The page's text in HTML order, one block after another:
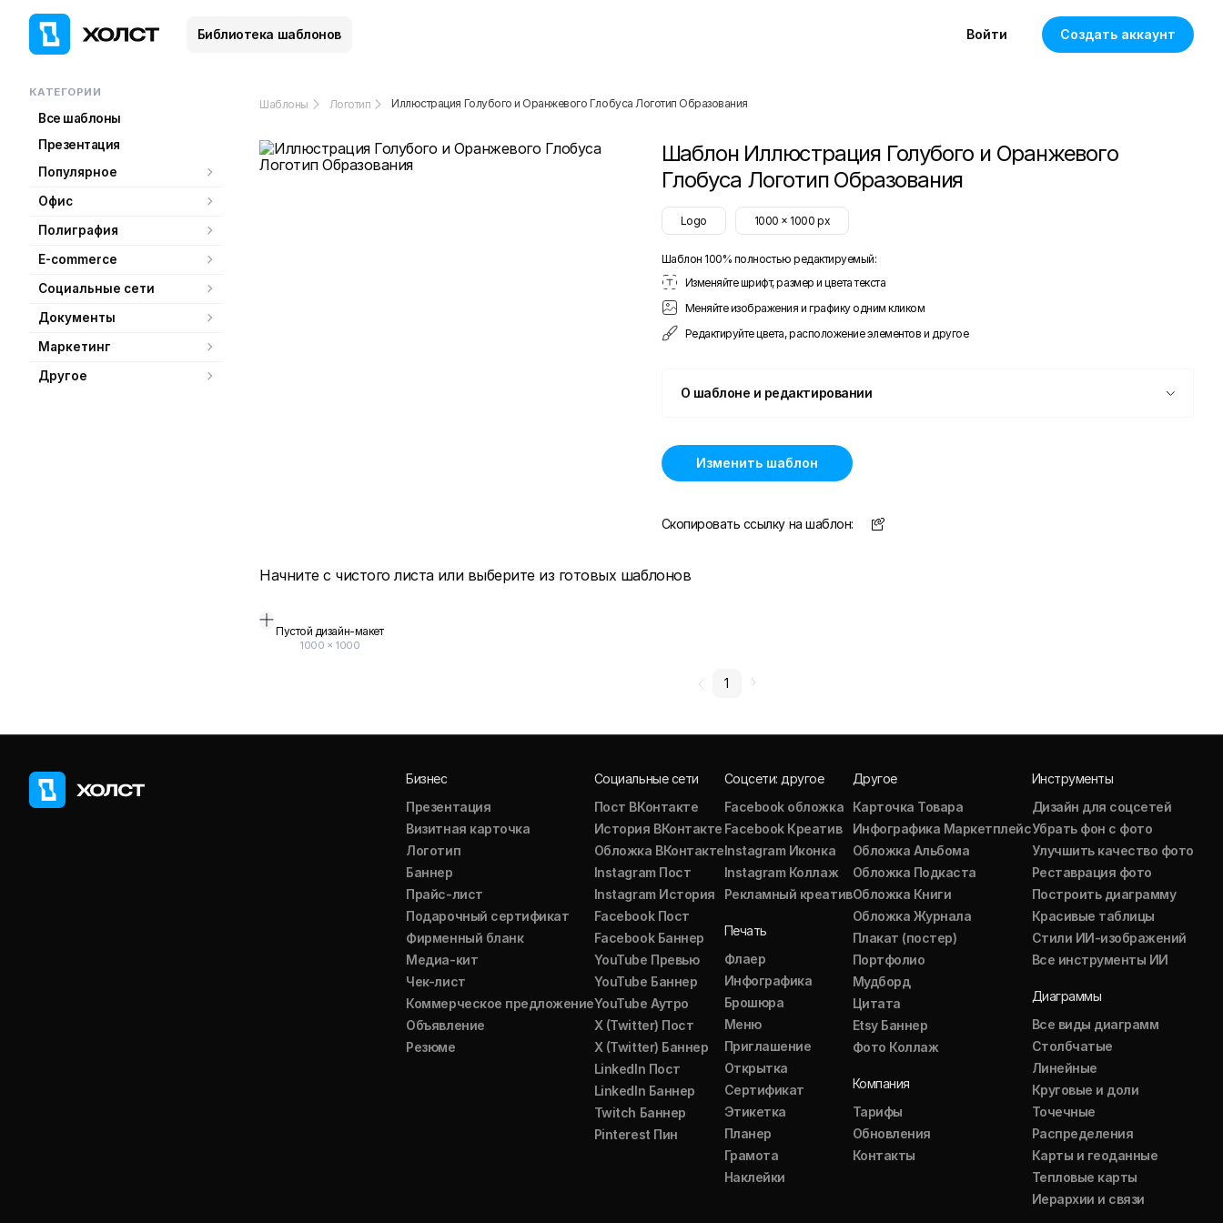
Библиотека шаблонов Войти Создать аккаунт
КАТЕГОРИИ
Все шаблоны
Презентация
Популярное
Офис
Полиграфия
E-commerce
Социальные сети
Документы
Маркетинг
Другое
Шаблоны Логотип Иллюстрация Голубого и Оранжевого Глобуса Логотип Образования
Шаблон Иллюстрация Голубого и Оранжевого
Глобуса Логотип Образования
Logo 1000 x 1000 px
Шаблон 100% полностью редактируемый:
Изменяйте шрифт, размер и цвета текста
Меняйте изображения и графику одним кликом
Редактируйте цвета, расположение элементов и другое
О шаблоне и редактировании
Изменить шаблон
Скопировать ссылку на шаблон:
Начните с чистого листа или выберите из готовых шаблонов
Пустой дизайн-макет
1000 × 1000
1
Бизнес
Презентация
Визитная карточка
Логотип
Баннер
Прайс-лист
Подарочный сертификат
Фирменный бланк
Медиа-кит
Чек-лист
Коммерческое предложение
Объявление
Резюме
Социальные сети
Пост ВКонтакте
История ВКонтакте
Обложка ВКонтакте
Instagram Пост
Instagram История
Facebook Пост
Facebook Баннер
YouTube Превью
YouTube Баннер
YouTube Аутро
X (Twitter) Пост
X (Twitter) Баннер
LinkedIn Пост
LinkedIn Баннер
Twitch Баннер
Pinterest Пин
Соцсети: другое
Facebook обложка
Facebook Креатив
Instagram Иконка
Instagram Коллаж
Рекламный креатив
Печать
Флаер
Инфографика
Брошюра
Меню
Приглашение
Открытка
Сертификат
Этикетка
Планер
Грамота
Наклейки
Другое
Карточка Товара
Инфографика Маркетплейс
Обложка Альбома
Обложка Подкаста
Обложка Книги
Обложка Журнала
Плакат (постер)
Портфолио
Мудборд
Цитата
Etsy Баннер
Фото Коллаж
Компания
Тарифы
Обновления
Контакты
Инструменты
Дизайн для соцсетей
Убрать фон с фото
Улучшить качество фото
Реставрация фото
Построить диаграмму
Красивые таблицы
Стили ИИ-изображений
Все инструменты ИИ
Диаграммы
Все виды диаграмм
Столбчатые
Линейные
Круговые и доли
Точечные
Распределения
Карты и геоданные
Тепловые карты
Иерархии и связи